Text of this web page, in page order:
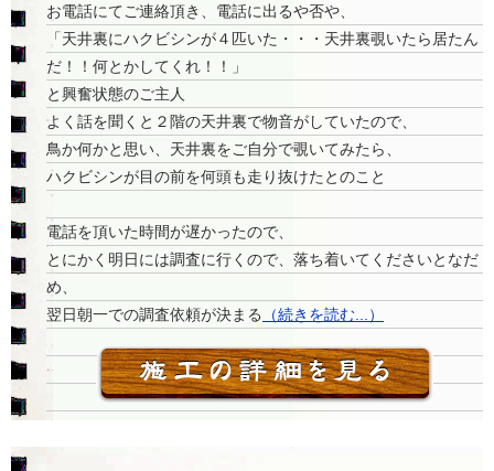
お電話にてご連絡頂き、電話に出るや否や、
「天井裏にハクビシンが４匹いた・・・天井裏覗いたら居たん
だ！！何とかしてくれ！！」
と興奮状態のご主人
よく話を聞くと２階の天井裏で物音がしていたので、
鳥か何かと思い、天井裏をご自分で覗いてみたら、
ハクビシンが目の前を何頭も走り抜けたとのこと
電話を頂いた時間が遅かったので、
とにかく明日には調査に行くので、落ち着いてくださいとなだ
め、
翌日朝一での調査依頼が決まる
（続きを読む...）